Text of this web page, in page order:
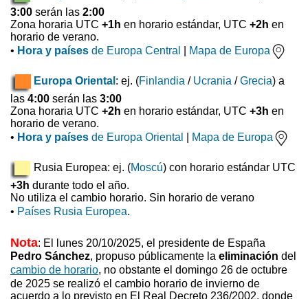
3:00 serán las 2:00
Zona horaria UTC +1h en horario estándar, UTC +2h en
horario de verano.
• Hora y países de Europa Central Mapa de Europa
Europa Oriental : ej. (Finlandia / Ucrania /Grecia) a
las 4:00 serán las 3:00
Zona horaria UTC +2h en horario estándar, UTC +3h en
horario de verano.
• Hora y países de Europa Oriental Mapa de Europa
Rusia Europea: ej. (Moscú) con horario estándar UTC
+3h durante todo el año.
No utiliza el cambio horario. Sin horario de verano
• Países Rusia Europea.
Nota: El lunes 20/10/2025, el presidente de España
Pedro Sánchez, propuso públicamente la eliminación del
cambio de horario, no obstante el domingo 26 de octubre
de 2025 se realizó el cambio horario de invierno de
acuerdo a lo previsto en El Real Decreto 236/2002, donde